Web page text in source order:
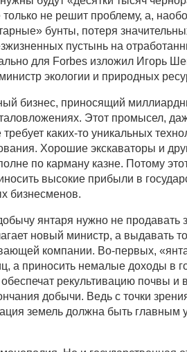
не решит проблему, а,
бунты, потеря
пустынь на
для Forbes изложил Игорь
экологии и природных
бизнес, приносящий
Этот промысел,
каких-то уникальных
Хорошие экскаваторы и
по карману казне. Потому
высокие прибыли в
бизнесменов.
янтаря нужно не продавать
новый министр, а выдавать
компании. Во-первых,
а приносить немалые доходы в
рекультивацию почвы и
добычи. Ведь с точки
земель должна быть главным